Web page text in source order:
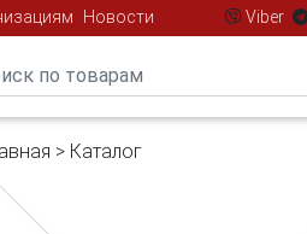
Новости Viber
> Каталог